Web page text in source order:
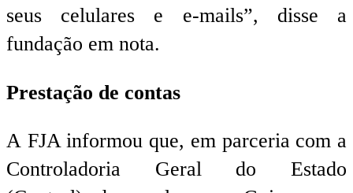
seus celulares e e-mails”, disse a
fundação em nota.
Prestação de contas
A FJA informou que, em parceria com a
Controladoria Geral do Estado